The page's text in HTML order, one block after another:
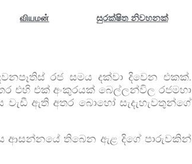
வியமன் සුරක්ෂිත නිවහනක්
රජ සමය දක්වා දිවෙන එකක්.
එහි එක් අංකුරයක් බෙල්ලන්විල රජමහා
ඇති අතර බොහෝ සැදැහැවතුන්ගේ
ආසන්නයේ තිබෙන ඇළ දිගේ පාරුවකින්